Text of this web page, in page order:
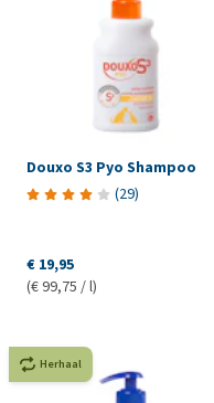
Douxo S3 Pyo Shampoo
(29)
€ 19,95
(€ 99,75 / l)
Herhaal